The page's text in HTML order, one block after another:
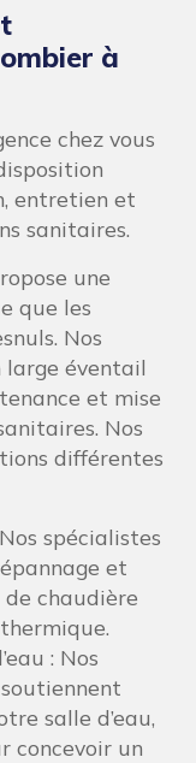
à
chez vous
entretien et
sanitaires.
une
que les
Nos
éventail
et mise
Nos
différentes
spécialistes
et
de chaudière
: Nos
salle d’eau,
concevoir un